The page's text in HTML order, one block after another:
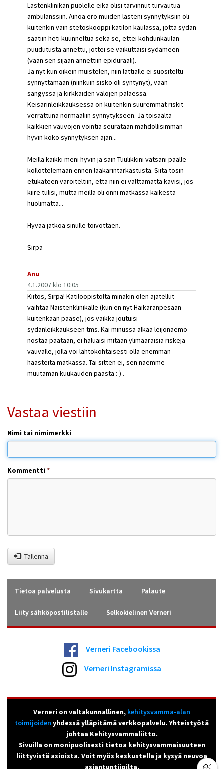
Lastenklinikan puolelle eikä olisi tarvinnut turvautua
ambulanssiin. Ainoa ero muiden lasteni synnytyksiin oli
kuitenkin vain stetoskooppi kätilön kaulassa, jotta sydän
saatiin heti kuunneltua sekä se, ettei kohdunkaulan
puudutusta annettu, jottei se vaikuttaisi sydämeen
(vaan sen sijaan annettiin epiduraali).
Ja nyt kun oikein muistelen, niin lattialle ei suositeltu
synnyttämään (niinkuin sisko oli syntynyt), vaan
sängyssä ja kirkkaiden valojen palaessa.
Keisarinleikkauksessa on kuitenkin suuremmat riskit
verrattuna normaaliin synnytykseen. Ja toisaalta
kaikkien vauvojen vointia seurataan mahdollisimman
hyvin koko synnytyksen ajan...
Meillä kaikki meni hyvin ja sain Tuulikkini vatsani päälle
köllöttelemään ennen lääkärintarkastusta. Siitä tosin
etukäteen varoiteltiin, että niin ei välttämättä kävisi, jos
kiire tulisi, mutta meillä oli onni matkassa kaikesta
huolimatta...
Hyvää jatkoa sinulle toivottaen.
Sirpa
Anu
4.1.2007 klo 10:05
Kiitos, Sirpa! Kätilöopistolta minäkin olen ajatellut
vaihtaa Naistenklinikalle (kun en nyt Haikaranpesään
kuitenkaan pääse), jos vaikka joutuisi
sydänleikkaukseen tms. Kai minussa alkaa leijonaemo
nostaa päätään, ei haluaisi mitään ylimääräisiä riskejä
vauvalle, jolla voi lähtökohtaisesti olla enemmän
haasteita matkassa. Tai sitten ei, sen näemme
muutaman kuukauden päästä :-) .
Vastaa viestiin
Nimi tai nimimerkki
Kommentti*
Tallenna
Tietoa palvelusta Sivukartta Palaute
Liity sähköpostilistalle Selkokielinen Verneri
Verneri Facebookissa
Verneri Instagramissa
Verneri on valtakunnallinen, kehitysvamma-alan
toimijoiden yhdessä ylläpitämä verkkopalvelu. Yhteistyötä
johtaa Kehitysvammaliitto.
Sivuilla on monipuolisesti tietoa kehitysvammaisuuteen
liittyvistä asioista. Voit myös keskustella ja kysyä neuvoa
asiantuntijoilta.